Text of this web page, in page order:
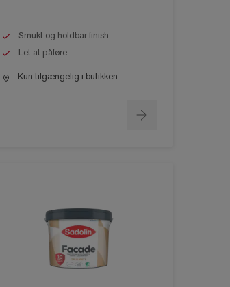
Smukt og holdbar finish
Let at påføre
Kun tilgængelig i butikken